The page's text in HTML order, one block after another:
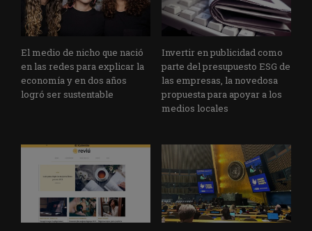
El medio de nicho que nació
en las redes para explicar la
economía y en dos años
logró ser sustentable
Invertir en publicidad como
parte del presupuesto ESG de
las empresas, la novedosa
propuesta para apoyar a los
medios locales